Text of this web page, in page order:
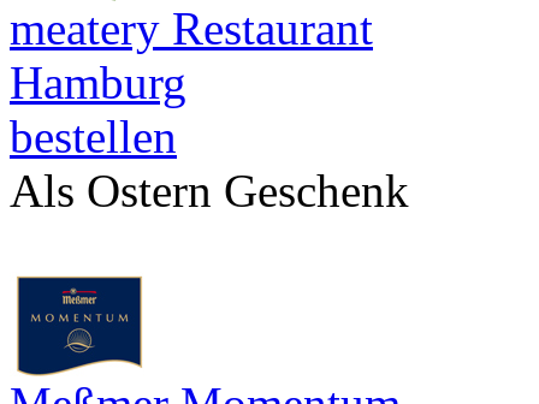
meatery Restaurant
Hamburg
bestellen
Als Ostern Geschenk